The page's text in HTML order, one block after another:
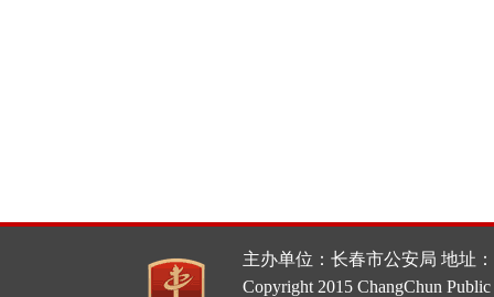
主办单位：长春市公安局 地址
Copyright 2015 ChangChun